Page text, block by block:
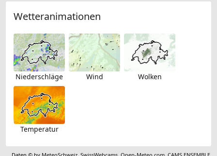
Wetteranimationen
Niederschläge Wind Wolken
Temperatur